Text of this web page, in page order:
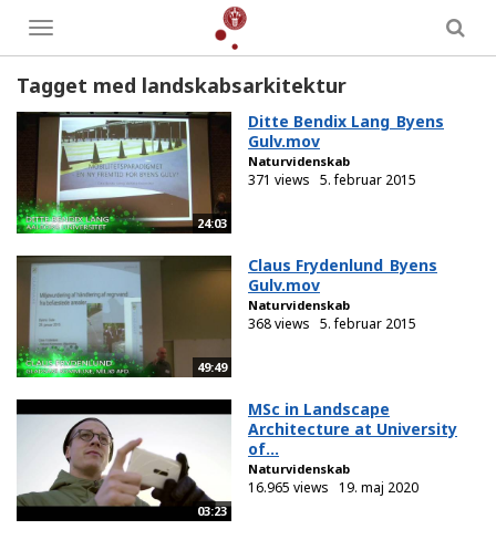
Toggle
menu
Tagget med landskabsarkitektur
24:03
Ditte Bendix Lang_Byens
Gulv.mov
Naturvidenskab
371 views 5. februar 2015
49:49
Claus Frydenlund_Byens
Gulv.mov
Naturvidenskab
368 views 5. februar 2015
03:23
MSc in Landscape
Architecture at University
of...
Naturvidenskab
16.965 views 19. maj 2020